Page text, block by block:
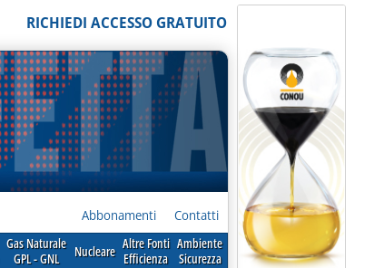
RICHIEDI ACCESSO GRATUITO
Abbonamenti Contatti
Gas Naturale
GPL - GNL
Nucleare Altre Fonti
Efficienza
Ambiente
Sicurezza